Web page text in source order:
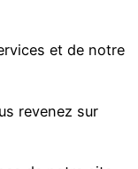
et de notre
revenez sur